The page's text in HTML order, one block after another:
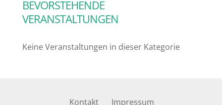
BEVORSTEHENDE
VERANSTALTUNGEN
Keine Veranstaltungen in dieser Kategorie
Kontakt
Impressum